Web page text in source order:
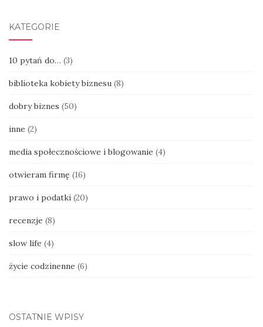
KATEGORIE
10 pytań do… (3)
biblioteka kobiety biznesu (8)
dobry biznes (50)
inne (2)
media społecznościowe i blogowanie (4)
otwieram firmę (16)
prawo i podatki (20)
recenzje (8)
slow life (4)
życie codzinenne (6)
OSTATNIE WPISY